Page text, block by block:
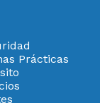
Prácticas